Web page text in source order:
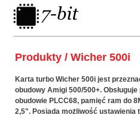
Produkty / Wicher 500i
Karta turbo Wicher 500i jest
obudowy Amigi 500/500+.
obudowie PLCC68, pamięć ram do
2,5". Posiada możliwość ustawienia